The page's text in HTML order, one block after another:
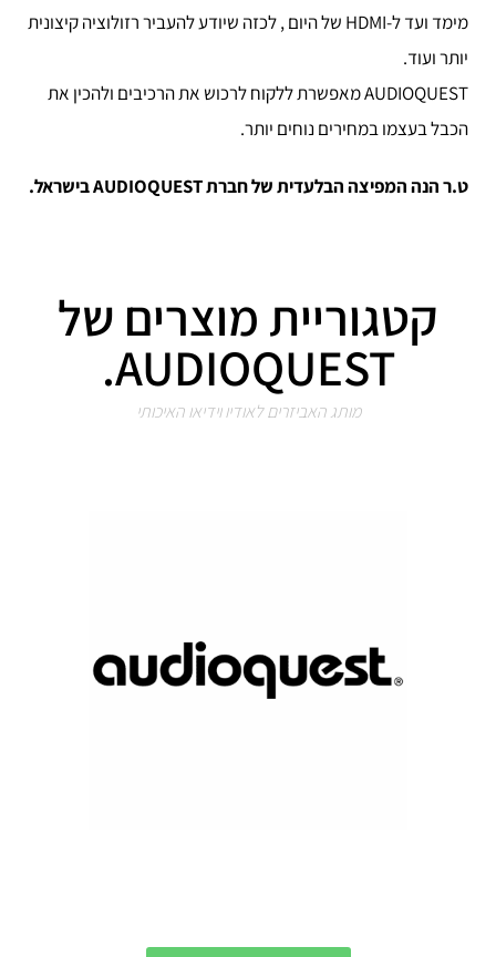
מימד ועד ל-HDMI של היום , לכזה שיודע להעביר רזולוציה קיצונית
יותר ועוד.
AUDIOQUEST מאפשרת ללקוח לרכוש את הרכיבים ולהכין את
הכבל בעצמו במחירים נוחים יותר.
ט.ר הנה המפיצה הבלעדית של חברת AUDIOQUEST בישראל.
קטגוריית מוצרים של
AUDIOQUEST.
מותג האביזרים לאודיו וידיאו האיכותי